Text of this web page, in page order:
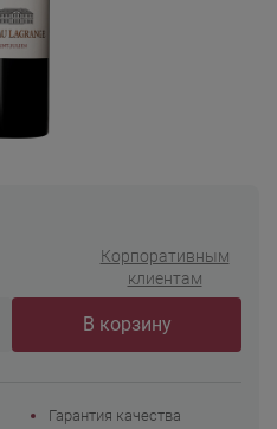
Корпоративным
клиентам
В корзину
Гарантия качества